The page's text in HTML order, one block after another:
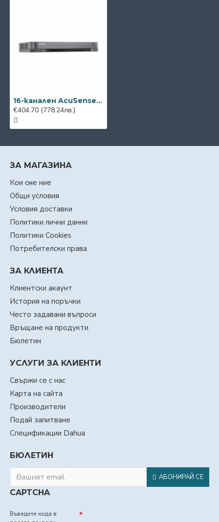
16-канален AcuSense DVR Hikvision iDS-7216HQHI-M2/XT
€404.70 (778.24лв.)
ЗА МАГАЗИНА
Кои сме ние
Общи условия
Условия доставки
Политики лични данни
Политики Cookies
Потребителски права
ЗА КЛИЕНТА
Клиентски акаунт
История на поръчки
Често задавани въпроси
Връщане на продукти
Бюлетин
УСЛУГИ ЗА КЛИЕНТИ
Свържи се с нас
Карта на сайта
Производители
Подай запитване
Спецификации Dahua
БЮЛЕТИН
АБОНИРАЙ СЕ
CAPTCHA
Въведете кода в